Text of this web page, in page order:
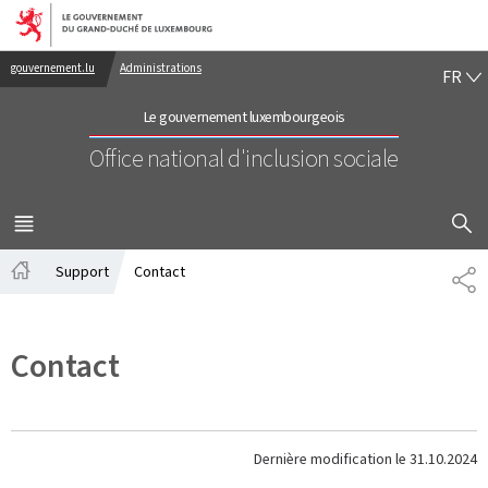
Aller au menu principal
Aller au contenu
gouvernement.lu Administrations
Le gouvernement luxembourgeois
Office national d'inclusion sociale
FR
MENU
PRINCIPAL
Support Contact
Contact
Dernière modification le 31.10.2024